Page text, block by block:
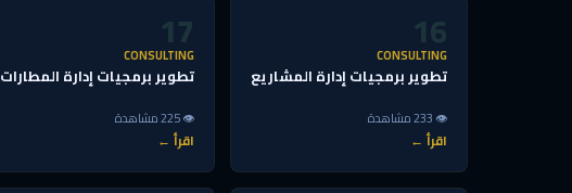
16
CONSULTING
تطوير برمجيات إدارة المشاريع
👁 233 مشاهدة
اقرأ ←
17
CONSULTING
تطوير برمجيات إدارة المطارات
👁 225 مشاهدة
اقرأ ←